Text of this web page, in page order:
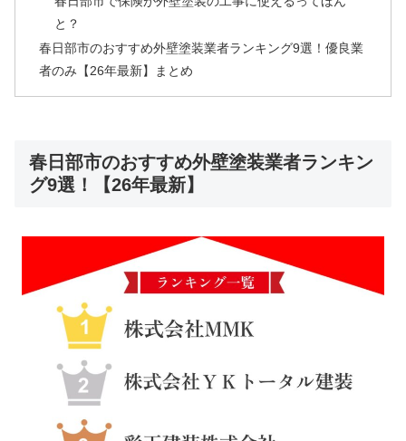
と？
春日部市のおすすめ外壁塗装業者ランキング9選！優良業
者のみ【26年最新】まとめ
春日部市のおすすめ外壁塗装業者ランキン
グ9選！【26年最新】